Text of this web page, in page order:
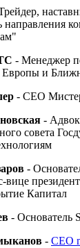
направления
- Менеджер
и
- CEO
-
совета
-
вице
Капитал
- Основатель
- CEO